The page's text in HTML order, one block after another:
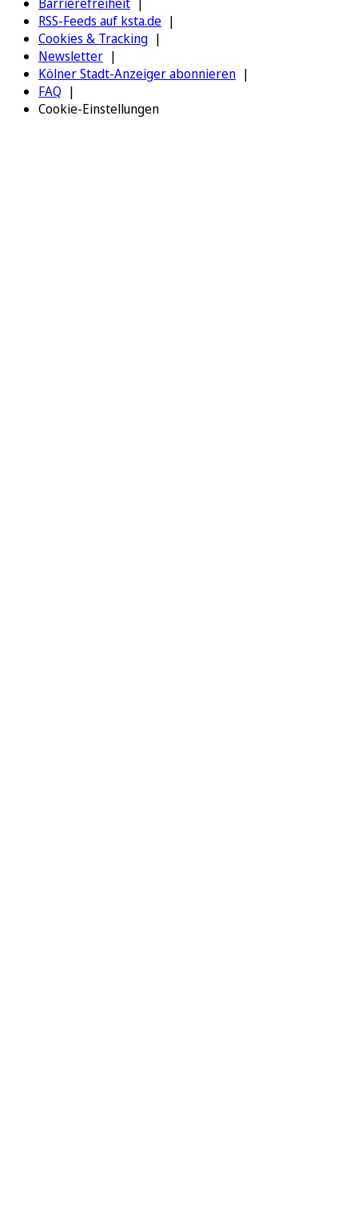
RSS-Feeds auf ksta.de
Cookies & Tracking
Newsletter
Kölner Stadt-Anzeiger abonnieren
FAQ
Cookie-Einstellungen